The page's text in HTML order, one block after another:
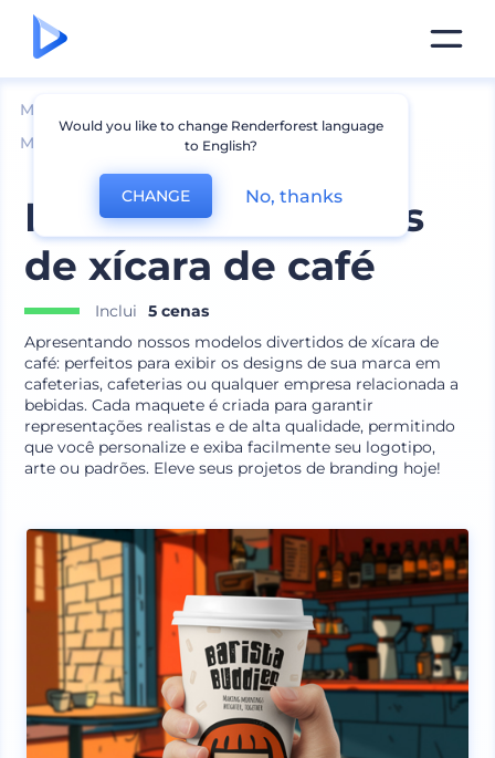
Mockups
Maquete de Saquinho de Café e Chá
Modelos divertidos
de xícara de café
Inclui
5 cenas
Apresentando nossos modelos divertidos de xícara de
café: perfeitos para exibir os designs de sua marca em
cafeterias, cafeterias ou qualquer empresa relacionada a
bebidas. Cada maquete é criada para garantir
representações realistas e de alta qualidade, permitindo
que você personalize e exiba facilmente seu logotipo,
arte ou padrões. Eleve seus projetos de branding hoje!
Would you like to change Renderforest language
to English?
CHANGE No, thanks